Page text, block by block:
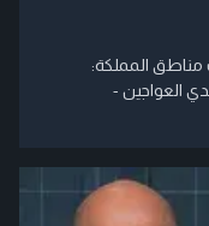
المملكة:
العواجين -